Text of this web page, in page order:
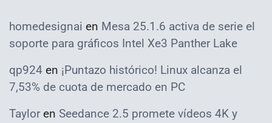
homedesignai en Mesa 25.1.6 activa de serie el
soporte para gráficos Intel Xe3 Panther Lake
qp924 en ¡Puntazo histórico! Linux alcanza el
7,53% de cuota de mercado en PC
Taylor en Seedance 2.5 promete vídeos 4K y